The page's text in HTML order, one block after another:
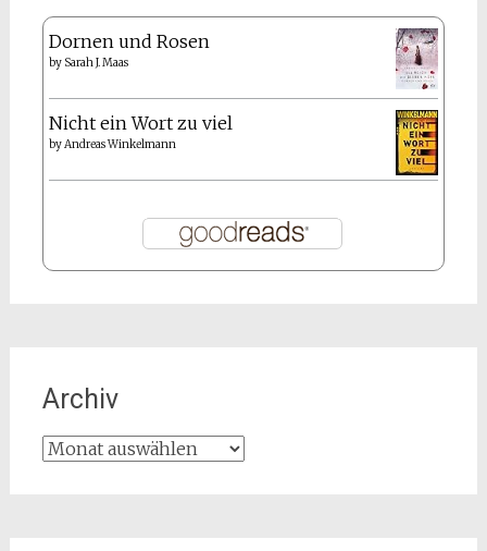
Dornen und Rosen
by Sarah J. Maas
Nicht ein Wort zu viel
byAndreas Winkelmann
Archiv
Archiv